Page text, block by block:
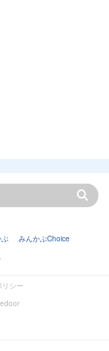
みんかぶChoice
リシー